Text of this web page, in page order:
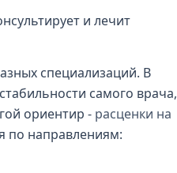
и лечит
специализаций. В
самого врача,
ориентир - расценки на
по направлениям: